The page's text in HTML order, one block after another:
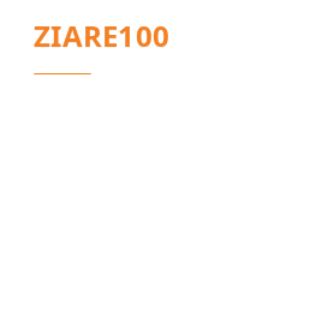
conținut
ZIARE100